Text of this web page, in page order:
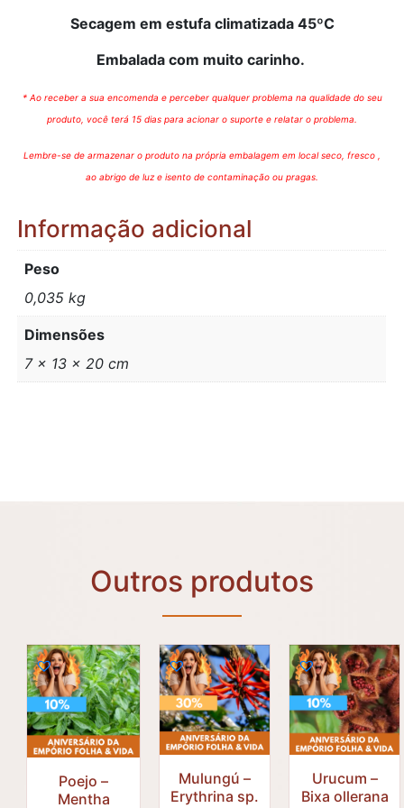
Secagem em estufa climatizada 45ºC
Embalada com muito carinho.
* Ao receber a sua encomenda e perceber qualquer problema na qualidade do seu
produto, você terá 15 dias para acionar o suporte e relatar o problema.
Lembre-se de armazenar o produto na própria embalagem em local seco, fresco ,
ao abrigo de luz e isento de contaminação ou pragas.
Informação adicional
Peso
0,035 kg
Dimensões
7 × 13 × 20 cm
Outros produtos
Poejo –
Mentha
Mulungú –
Erythrina sp.
Urucum –
Bixa ollerana